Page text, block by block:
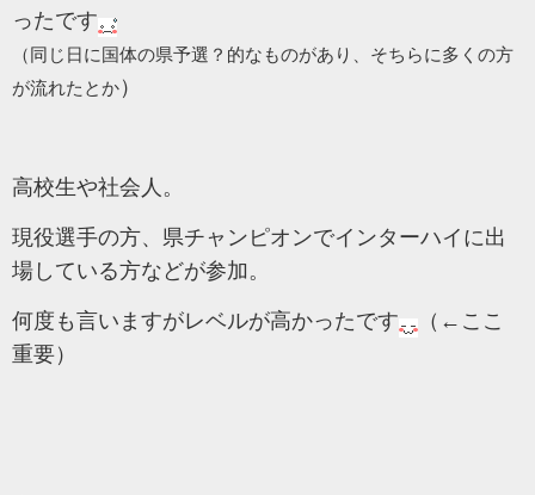
ったです
（同じ日に国体の県予選？的なものがあり、そちらに多くの方
が流れたとか）
高校生や社会人。
現役選手の方、県チャンピオンでインターハイに出
場している方などが参加。
何度も言いますがレベルが高かったです
（←ここ
重要）